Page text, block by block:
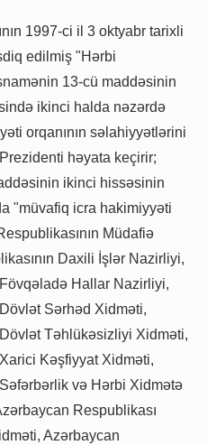
1997-ci il 3 oktyabr tarixli
edilmiş "Hərbi
13-cü maddəsinin
ikinci halda nəzərdə
orqanının səlahiyyətlərini
həyata keçirir;
ikinci hissəsinin
"müvafiq icra hakimiyyəti
Müdafiə
Daxili İşlər Nazirliyi,
Hallar Nazirliyi,
Sərhəd Xidməti,
Təhlükəsizliyi Xidməti,
Kəşfiyyat Xidməti,
və Hərbi Xidmətə
Respublikası
Azərbaycan